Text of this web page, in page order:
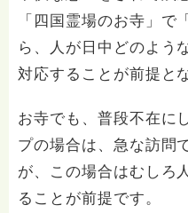
「四国霊場のお寺」で
ら、人が日中どのよう
対応することが前提と
お寺でも、普段不在に
プの場合は、急な訪問
が、この場合はむしろ
ることが前提です。